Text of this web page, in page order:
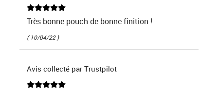
Très bonne pouch de bonne finition !
( 10/04/22 )
Avis collecté par Trustpilot